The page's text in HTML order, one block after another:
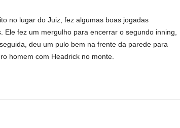
no lugar do Juiz, fez algumas boas jogadas
fez um mergulho para encerrar o segundo inning,
deu um pulo bem na frente da parede para
homem com Headrick no monte.